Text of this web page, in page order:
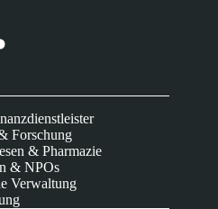
Forschung
& Pharmazie
& NPOs
Verwaltung